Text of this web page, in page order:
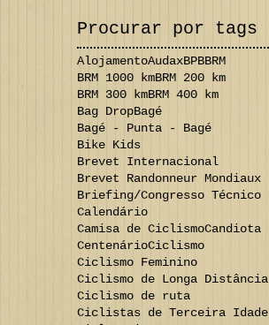
Procurar por tags
AlojamentoAudaxBPBBRM
BRM 1000 kmBRM 200 km
BRM 300 kmBRM 400 km
Bag DropBagé
Bagé - Punta - Bagé
Bike Kids
Brevet Internacional
Brevet Randonneur Mondiaux
Briefing/Congresso Técnico
Calendário
Camisa de CiclismoCandiota
CentenárioCiclismo
Ciclismo Feminino
Ciclismo de Longa Distância
Ciclismo de ruta
Ciclistas de Terceira Idade